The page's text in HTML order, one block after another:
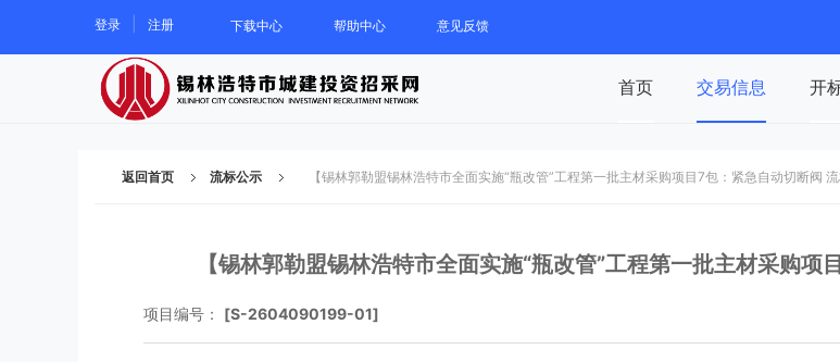
登录 注册 下载中心 帮助中心 意见反馈
首页 交易信息 开
返回首页 流标公示 【锡林郭勒盟锡林浩特市全面实施“瓶改管”工程第一批主材采购项目7包：紧急自动切断阀
【锡林郭勒盟锡林浩特市全面实施“瓶改管”工程第一批主材采购
项目编号： [S-2604090199-01]